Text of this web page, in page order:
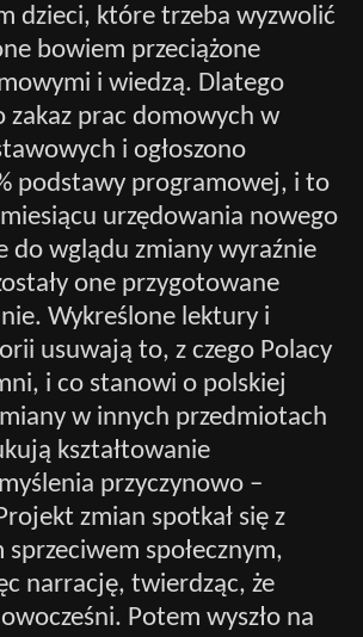
dzieci, które trzeba wyzwolić
bowiem przeciążone
i wiedzą. Dlatego
zakaz prac domowych w
i ogłoszono
podstawy programowej, i to
urzędowania nowego
do wglądu zmiany wyraźnie
one przygotowane
Wykreślone lektury i
usuwają to, z czego Polacy
i co stanowi o polskiej
w innych przedmiotach
kształtowanie
przyczynowo –
zmian spotkał się z
sprzeciwem społecznym,
narrację, twierdząc, że
Potem wyszło na